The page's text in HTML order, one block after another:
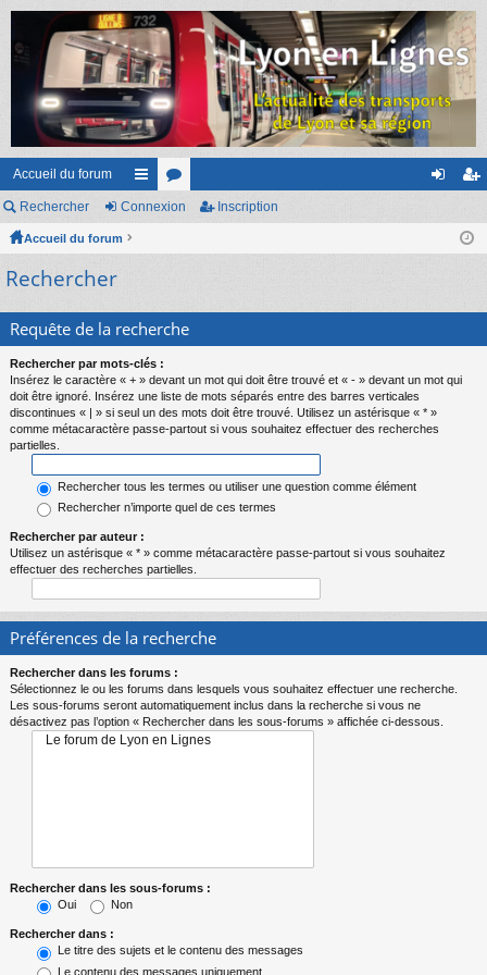
Accueil du forum
ac
s
or
cri
Rechercher Connexion Inscription
Accueil du forum
Rechercher
Requête de la recherche
Rechercher par mots-clés :
Insérez le caractère « + » devant un mot qui doit être trouvé et « - » devant un mot qui
doit être ignoré. Insérez une liste de mots séparés entre des barres verticales
discontinues « | » si seul un des mots doit être trouvé. Utilisez un astérisque « * »
comme métacaractère passe-partout si vous souhaitez effectuer des recherches
partielles.
Rechercher tous les termes ou utiliser une question comme élément
Rechercher n’importe quel de ces termes
Rechercher par auteur :
Utilisez un astérisque « * » comme métacaractère passe-partout si vous souhaitez
effectuer des recherches partielles.
Préférences de la recherche
Rechercher dans les forums :
Sélectionnez le ou les forums dans lesquels vous souhaitez effectuer une recherche.
Les sous-forums seront automatiquement inclus dans la recherche si vous ne
désactivez pas l’option « Rechercher dans les sous-forums » affichée ci-dessous.
Rechercher dans les sous-forums :
Oui
Non
Rechercher dans :
Le titre des sujets et le contenu des messages
Le contenu des messages uniquement